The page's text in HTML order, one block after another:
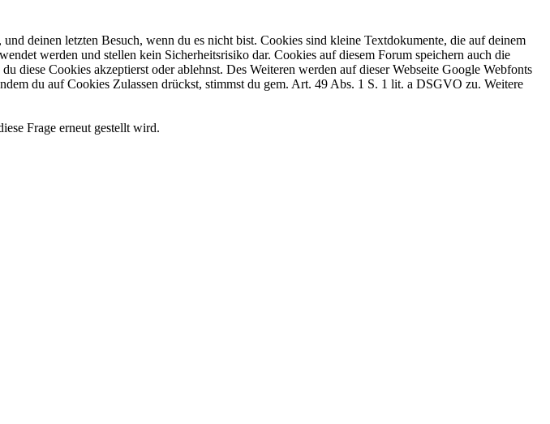
deinen letzten Besuch, wenn du es nicht bist. Cookies sind kleine Textdokumente, die auf deinem
werden und stellen kein Sicherheitsrisiko dar. Cookies auf diesem Forum speichern auch die
diese Cookies akzeptierst oder ablehnst. Des Weiteren werden auf dieser Webseite Google Webfonts
du auf Cookies Zulassen drückst, stimmst du gem. Art. 49 Abs. 1 S. 1 lit. a DSGVO zu. Weitere
Frage erneut gestellt wird.